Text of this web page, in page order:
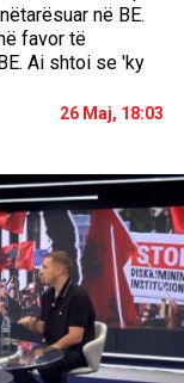
në BE.
favor të
Ai shtoi se 'ky
26 Maj, 18:03